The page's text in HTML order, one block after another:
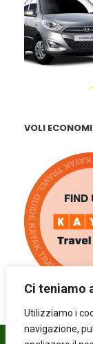
Ci teniamo
Utilizziamo i
navigazione,
VOLI